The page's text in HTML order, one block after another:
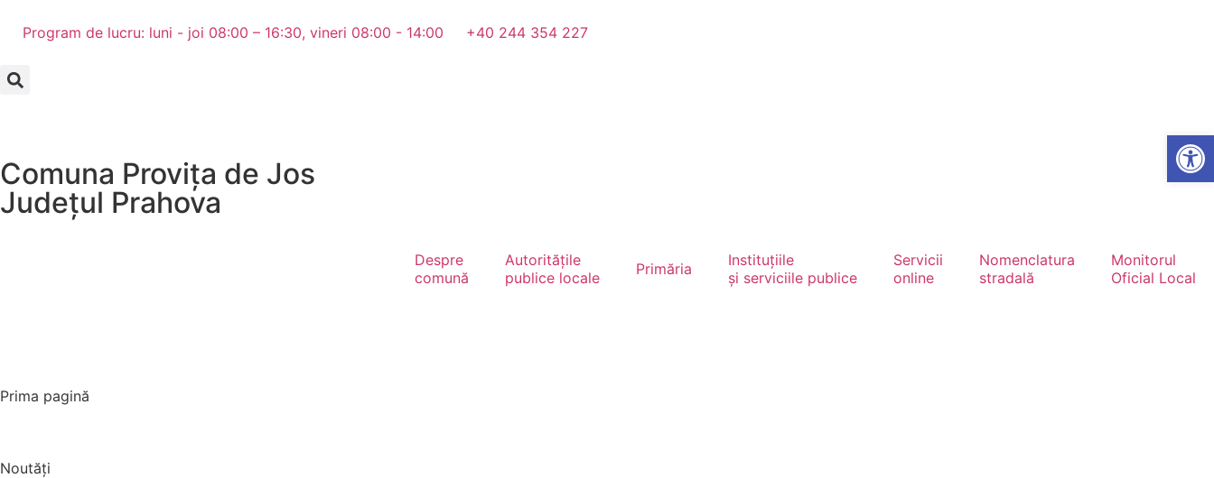
Program de lucru: luni - joi 08:00 – 16:30, vineri 08:00 - 14:00 +40 244 354 227
Comuna Provița de Jos
Județul Prahova
Despre
comună
Autoritățile
publice locale
Primăria
Instituțiile
și serviciile publice
Servicii
online
Nomenclatura
stradală
Monitorul
Oficial Local
Prima pagină
Noutăți